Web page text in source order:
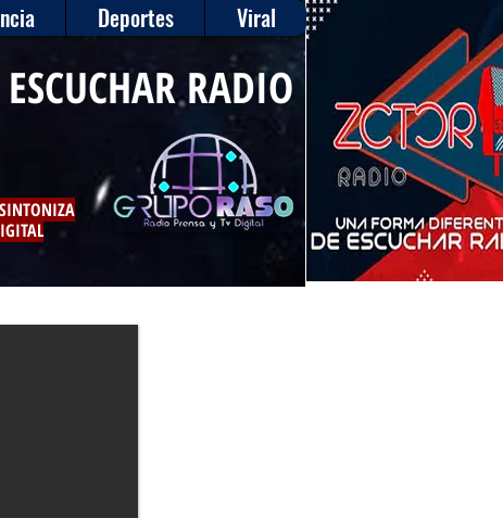
Deportes Viral
RADIO